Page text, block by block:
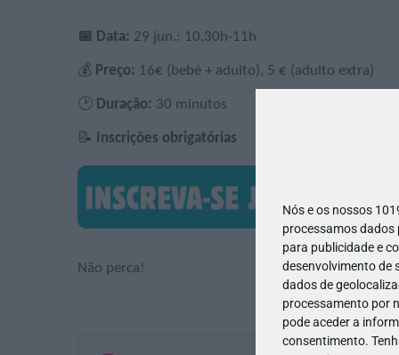
Nós e os nossos
processamos
para publicidade e
desenvolvimento de
dados de
processamento por
pode aceder a
consentimento.
📅 Data: 29 jun.: 10.30h-11h
💰 Preço: 16€ (bebé + adulto), 5 € (adulto extra)
🕑 Duração: 30 minutos
📝 Inscrições obrigatórias
Não perca!